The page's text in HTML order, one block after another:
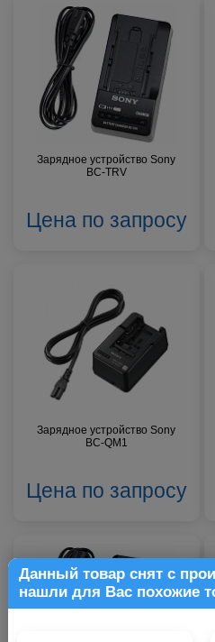
Данный товар снят с
нашли для Вас похожие
Зарядное устройство Sony
BC-TRV
Цена по запросу
Зарядное устройство Sony
BC-QM1
Цена по запросу